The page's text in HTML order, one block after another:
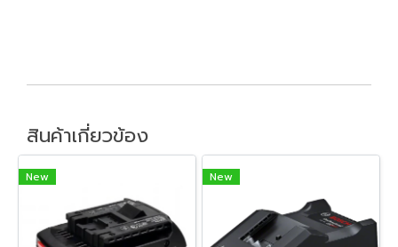
สินค้าเกี่ยวข้อง
New New